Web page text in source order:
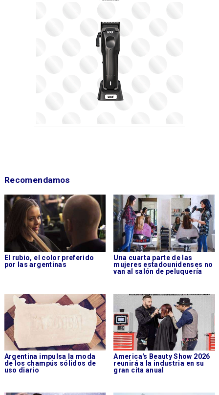
Recomendamos
El rubio, el color preferido
por las argentinas
Una cuarta parte de las
mujeres estadounidenses no
van al salón de peluquería
Argentina impulsa la moda
de los champús sólidos de
uso diario
America's Beauty Show 2026
reunirá a la industria en su
gran cita anual